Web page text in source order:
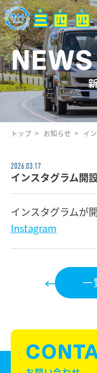
NEWS
トップ お知らせ イ
2026.03.17
インスタグラム開
インスタグラムが
Instagram
一